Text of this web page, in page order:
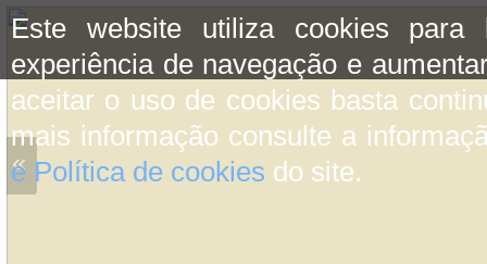
Este website utiliza cookies para
experiência de navegação e
aceitar o uso de cookies basta
mais informação consulte a
e Política de cookies do site.
«